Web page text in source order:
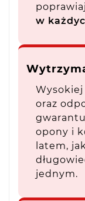
w
Wysokiej
oraz
opony i
latem,
jednym.